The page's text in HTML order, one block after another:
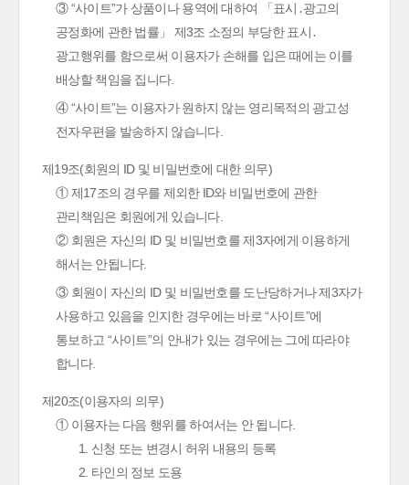
③ “사이트”가 상품이나 용역에 대하여 「표시․광고의
공정화에 관한 법률」 제3조 소정의 부당한 표시․
광고행위를 함으로써 이용자가 손해를 입은 때에는 이를
배상할 책임을 집니다.
④ “사이트”는 이용자가 원하지 않는 영리목적의 광고성
전자우편을 발송하지 않습니다.
제19조(회원의 ID 및 비밀번호에 대한 의무)
① 제17조의 경우를 제외한 ID와 비밀번호에 관한
관리책임은 회원에게 있습니다.
② 회원은 자신의 ID 및 비밀번호를 제3자에게 이용하게
해서는 안됩니다.
③ 회원이 자신의 ID 및 비밀번호를 도난당하거나 제3자가
사용하고 있음을 인지한 경우에는 바로 “사이트”에
통보하고 “사이트”의 안내가 있는 경우에는 그에 따라야
합니다.
제20조(이용자의 의무)
① 이용자는 다음 행위를 하여서는 안 됩니다.
1. 신청 또는 변경시 허위 내용의 등록
2. 타인의 정보 도용